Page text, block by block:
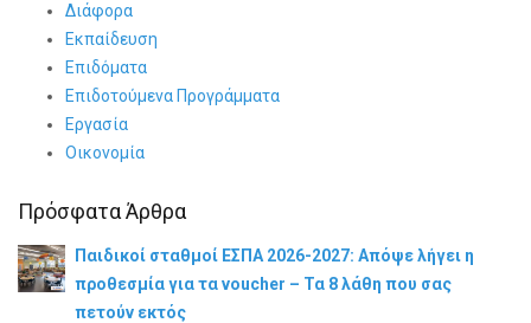
Διάφορα
Εκπαίδευση
Επιδόματα
Επιδοτούμενα Προγράμματα
Εργασία
Οικονομία
Πρόσφατα Άρθρα
Παιδικοί σταθμοί ΕΣΠΑ 2026-2027: Απόψε λήγει η
προθεσμία για τα voucher – Τα 8 λάθη που σας
πετούν εκτός